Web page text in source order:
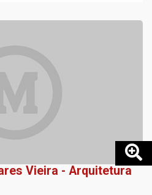
Vieira - Arquitetura